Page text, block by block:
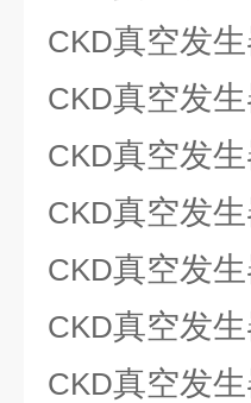
CKD真空发
CKD真空发
CKD真空发
CKD真空发
CKD真空发
CKD真空发
CKD真空发